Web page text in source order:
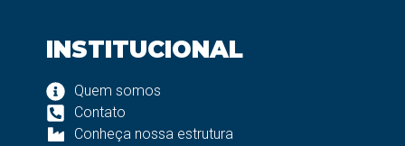
INSTITUCIONAL
Quem somos
Contato
Conheça nossa estrutura